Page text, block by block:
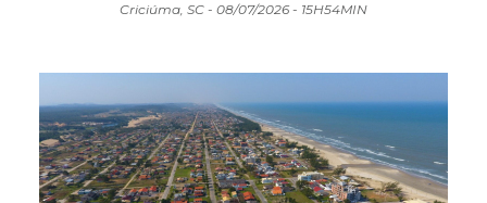
Criciúma, SC - 08/07/2026 - 15H54MIN